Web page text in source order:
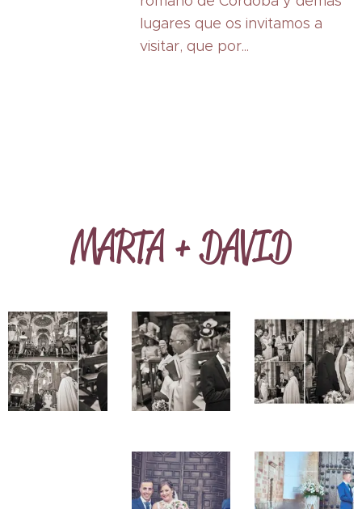
lugares que os invitamos a
visitar, que por...
MARTA + DAVID